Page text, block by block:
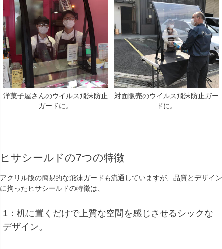
洋菓子屋さんのウイルス飛沫防止
ガードに。
対面販売のウイルス飛沫防止ガー
ドに。
ヒサシールドの7つの特徴
アクリル版の簡易的な飛沫ガードも流通していますが、品質とデザイン
に拘ったヒサシールドの特徴は、
1：机に置くだけで上質な空間を感じさせるシックな
デザイン。